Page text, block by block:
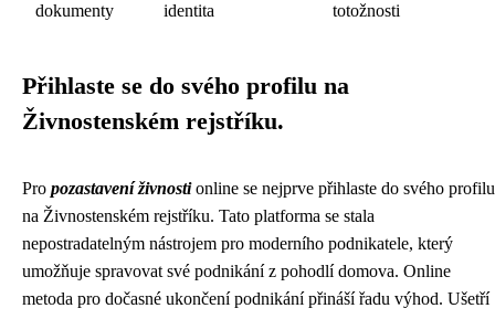
dokumenty
identita
totožnosti
Přihlaste se do svého profilu na
Živnostenském rejstříku.
Pro pozastavení živnostionline se nejprve přihlaste do svého profilu
na Živnostenském rejstříku. Tato platforma se stala
nepostradatelným nástrojem pro moderního podnikatele, který
umožňuje spravovat své podnikání z pohodlí domova. Online
metoda pro dočasné ukončení podnikání přináší řadu výhod. Ušetří